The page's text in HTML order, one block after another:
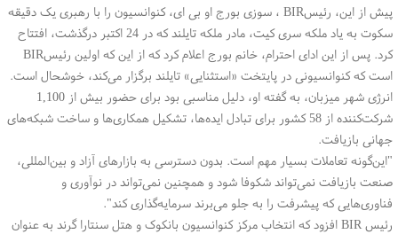
پیش از این، رئیسBIR ، سوزی بورج او بی ای، کنوانسیون را با رهبری یک دقیقه
سکوت به یاد ملکه سری کیت، مادر ملکه تایلند که در 24 اکتبر درگذشت، افتتاح
کرد. پس از این ادای احترام، خانم بورج اعلام کرد که از این که اولین رئیسBIR
است که کنوانسیونی در پایتخت «استثنایی» تایلند برگزار می‌کند، خوشحال است.
انرژی شهر میزبان، به گفته او، دلیل مناسبی بود برای حضور بیش از 1,100
شرکت‌کننده از 58 کشور برای تبادل ایده‌ها، تشکیل همکاری‌ها و ساخت شبکه‌های
جهانی بازیافت.
"این‌گونه تعاملات بسیار مهم است. بدون دسترسی به بازارهای آزاد و بین‌المللی،
صنعت بازیافت نمی‌تواند شکوفا شود و همچنین نمی‌تواند در نوآوری و
فناوری‌هایی که پیشرفت را به جلو می‌برند سرمایه‌گذاری کند."
رئیسBIRافزود که انتخاب مرکز کنوانسیون بانکوک و هتل سنتارا گرند به عنوان